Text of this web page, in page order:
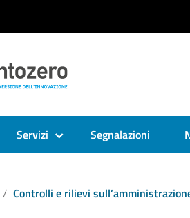
Servizi Segnalazioni
Controlli e rilievi